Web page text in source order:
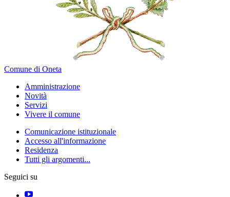
Comune di Oneta
Amministrazione
Novità
Servizi
Vivere il comune
Comunicazione istituzionale
Accesso all'informazione
Residenza
Tutti gli argomenti...
Seguici su